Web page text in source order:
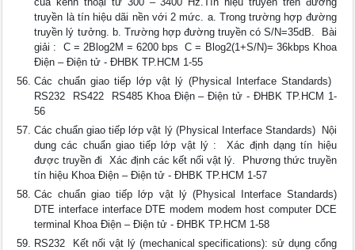
truyền là tín hiệu dãi nền với 2 mức. a. Trong trường hợp đường
truyền lý tưởng. b. Trường hợp đường truyền có S/N=35dB.  Bài
giải :  C = 2Blog2M = 6200 bps  C = Blog2(1+S/N)= 36kbps Khoa
Điện – Điện tử - ĐHBK TP.HCM 1-55
Các chuẩn giao tiếp lớp vật lý (Physical Interface Standards) 
RS232  RS422  RS485 Khoa Điện – Điện tử - ĐHBK TP.HCM 1-
56
Các chuẩn giao tiếp lớp vật lý (Physical Interface Standards)  Nội
dung các chuẩn giao tiếp lớp vật lý :  Xác định dạng tín hiệu
được truyền đi  Xác định các kết nối vật lý.  Phương thức truyền
tín hiệu Khoa Điện – Điện tử - ĐHBK TP.HCM 1-57
Các chuẩn giao tiếp lớp vật lý (Physical Interface Standards)
DTE interface interface DTE modem modem host computer DCE
terminal Khoa Điện – Điện tử - ĐHBK TP.HCM 1-58
RS232  Kết nối vật lý (mechanical specifications): sử dụng cổng